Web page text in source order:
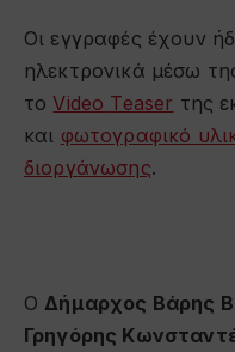
Οι εγγραφές έχουν
ηλεκτρονικά μέσω
τοVideo Teaser της
και φωτογραφικό
διοργάνωσης.
ΟΔήμαρχος Βάρης
Γρηγόρης